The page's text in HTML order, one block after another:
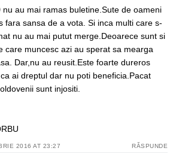
nu au mai ramas buletine.Sute de oameni
fara sansa de a vota. Si inca multi care s-
nu au mai putut merge.Deoarece sunt si
care muncesc azi au sperat sa mearga
Dar,nu au reusit.Este foarte dureros
ai dreptul dar nu poti beneficia.Pacat
sunt injositi.
2016 AT 23:27 RĂSPUNDE